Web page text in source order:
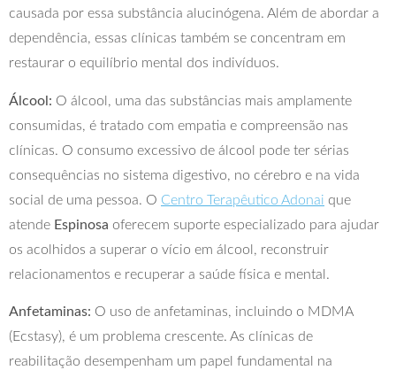
causada por essa substância alucinógena. Além de abordar a
dependência, essas clínicas também se concentram em
restaurar o equilíbrio mental dos indivíduos.
Álcool: O álcool, uma das substâncias mais amplamente
consumidas, é tratado com empatia e compreensão nas
clínicas. O consumo excessivo de álcool pode ter sérias
consequências no sistema digestivo, no cérebro e na vida
social de uma pessoa. O Centro Terapêutico Adonai que
atende Espinosa oferecem suporte especializado para ajudar
os acolhidos a superar o vício em álcool, reconstruir
relacionamentos e recuperar a saúde física e mental.
Anfetaminas: O uso de anfetaminas, incluindo o MDMA
(Ecstasy), é um problema crescente. As clínicas de
reabilitação desempenham um papel fundamental na